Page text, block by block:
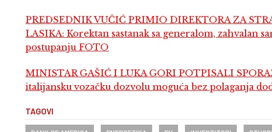
PREDSEDNIK VUČIĆ PRIMIO DIREKTORA ZA
LASIKA: Korektan sastanak sa generalom, zahvalan
postupanju FOTO
MINISTAR GAŠIĆ I LUKA GORI POTPISALI
italijansku vozačku dozvolu moguća bez polaganja
TAGOVI